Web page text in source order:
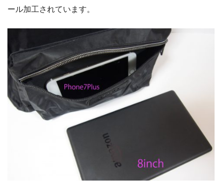
ール加工されています。